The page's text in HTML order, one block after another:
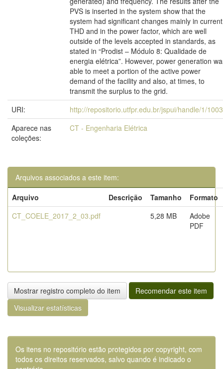
PVS is inserted in the system show that the
system had significant changes mainly in current
THD and in the power factor, which are well
outside of the levels accepted in standards, as
stated in “Prodist – Módulo 8: Qualidade de
energia elétrica”. However, power generation
able to meet a portion of the active power
demand of the facility and also, at times, to
transmit the surplus to the grid.
URI:
http://repositorio.utfpr.edu.br/jspui/handle/1/
Aparece nas
coleções:
CT - Engenharia Elétrica
Arquivos associados a este item:
Arquivo
Descrição Tamanho
Formato
CT_COELE_2017_2_03.pdf
5,28 MB
Adobe
PDF
Mostrar registro completo do item
Recomendar este item
Visualizar estatísticas
Os itens no repositório estão protegidos por copyright, com
todos os direitos reservados, salvo quando é indicado o